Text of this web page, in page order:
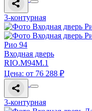
3-контурная
Рио 94
Входная дверь
RIO.M94M.1
Цена: от 76 288 ₽
3-контурная